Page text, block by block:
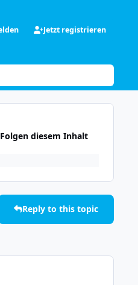
Jetzt registrieren
Folgen diesem Inhalt
Reply to this topic